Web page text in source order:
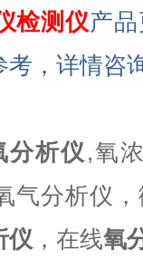
检测仪产
考，详情咨
分析仪 ,氧
气分析仪
仪 ，在线氧